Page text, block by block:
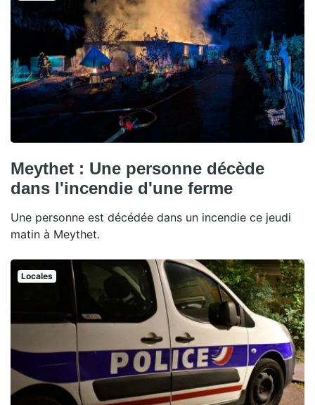
Meythet : Une personne décède
dans l'incendie d'une ferme
Une personne est décédée dans un incendie ce jeudi
matin à Meythet.
Locales